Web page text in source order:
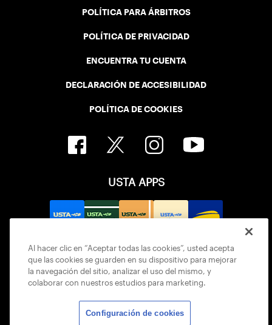
POLÍTICA PARA ÁRBITROS
POLÍTICA DE PRIVACIDAD
ENCUENTRA TU CUENTA
DECLARACIÓN DE ACCESIBILIDAD
POLÍTICA DE COOKIES
USTA APPS
Al hacer clic en “Aceptar todas las cookies”, usted acepta
que las cookies se guarden en su dispositivo para mejorar
la navegación del sitio, analizar el uso del mismo, y
colaborar con nuestros estudios para marketing.
Configuración de cookies